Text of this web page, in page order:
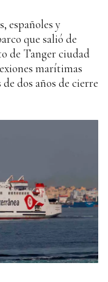
españoles y
que salió de
de Tanger ciudad
marítimas
dos años de cierre